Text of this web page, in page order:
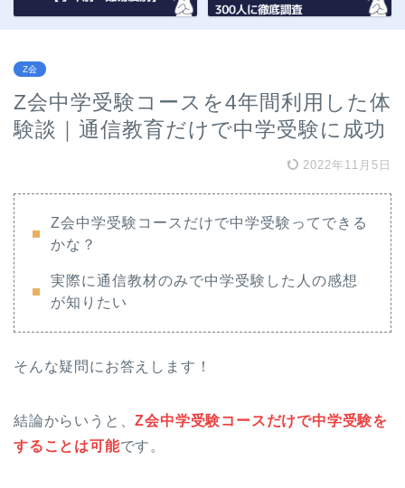
Z会
Z会中学受験コースを4年間利用した体
験談｜通信教育だけで中学受験に成功
2022年11月5日
Z会中学受験コースだけで中学受験ってできる
かな？
実際に通信教材のみで中学受験した人の感想
が知りたい
そんな疑問にお答えします！
結論からいうと、Z会中学受験コースだけで中学受験を
することは可能です。